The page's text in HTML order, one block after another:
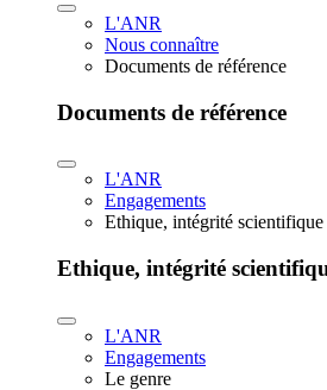
L'ANR
Nous connaître
Documents de référence
Documents de référence
L'ANR
Engagements
Ethique, intégrité
Ethique, intégrité
L'ANR
Engagements
Le genre